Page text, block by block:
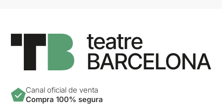
Canal oficial de venta
Compra 100% segura